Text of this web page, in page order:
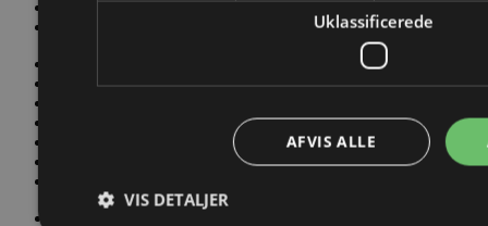
Privatlivs- og persondatapolitik
Værktøjskassen
Salgs- og Leveringsbetingelser
Conditions of Sale and Delivery
Privatlivs- og persondatapolitik
Uklassificerede
AFVIS ALLE
VIS DETALJER